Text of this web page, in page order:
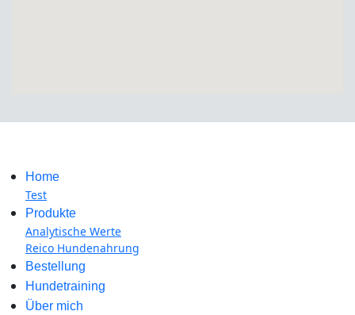
Home
Test
Produkte
Analytische Werte
Reico Hundenahrung
Bestellung
Hundetraining
Über mich